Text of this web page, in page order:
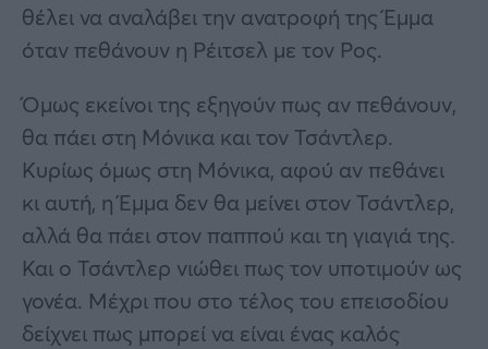
θέλει να αναλάβει την ανατροφή της Έμμα
όταν πεθάνουν η Ρέιτσελ με τον Ρος.
Όμως εκείνοι της εξηγούν πως αν πεθάνουν,
θα πάει στη Μόνικα και τον Τσάντλερ.
Κυρίως όμως στη Μόνικα, αφού αν πεθάνει
κι αυτή, η Έμμα δεν θα μείνει στον Τσάντλερ,
αλλά θα πάει στον παππού και τη γιαγιά της.
Και ο Τσάντλερ νιώθει πως τον υποτιμούν ως
γονέα. Μέχρι που στο τέλος του επεισοδίου
δείχνει πως μπορεί να είναι ένας καλός